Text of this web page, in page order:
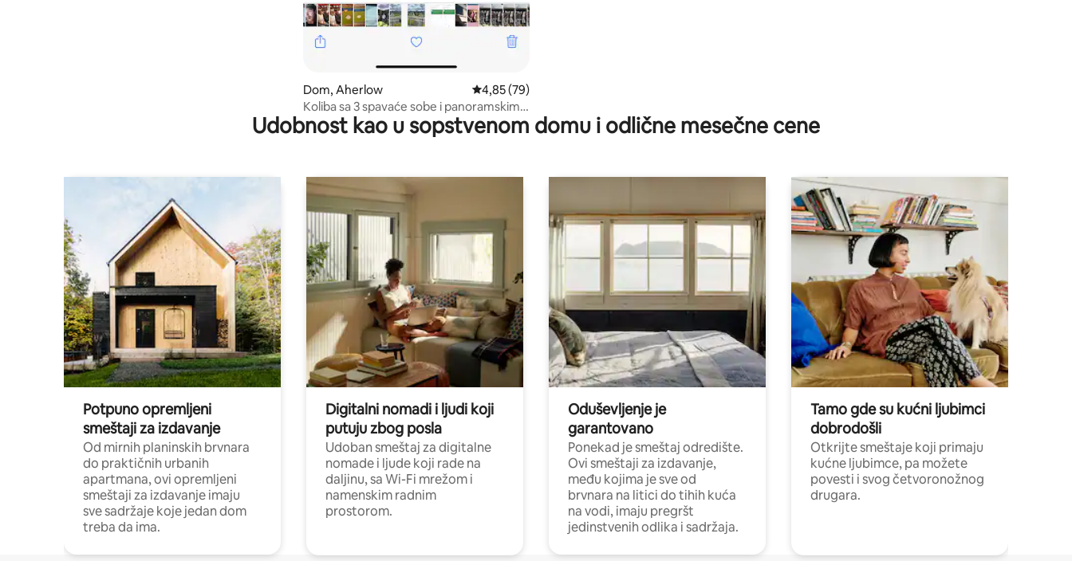
Dom, Aherlow Prosečna ocena 4,85 od 5, utisaka: 79
4,85 (79)
Koliba sa 3 spavaće sobe i panoramskim
pogledom
Udobnost kao u sopstvenom domu i odlične mesečne cene
Potpuno opremljeni
smeštaji za izdavanje
Od mirnih planinskih brvnara
do praktičnih urbanih
apartmana, ovi opremljeni
smeštaji za izdavanje imaju
sve sadržaje koje jedan dom
treba da ima.
Digitalni nomadi i ljudi koji
putuju zbog posla
Udoban smeštaj za digitalne
nomade i ljude koji rade na
daljinu, sa Wi-Fi mrežom i
namenskim radnim
prostorom.
Oduševljenje je
garantovano
Ponekad je smeštaj odredište.
Ovi smeštaji za izdavanje,
među kojima je sve od
brvnara na litici do tihih kuća
na vodi, imaju pregršt
jedinstvenih odlika i sadržaja.
Tamo gde su kućni ljubimci
dobrodošli
Otkrijte smeštaje koji primaju
kućne ljubimce, pa možete
povesti i svog četvoronožnog
drugara.